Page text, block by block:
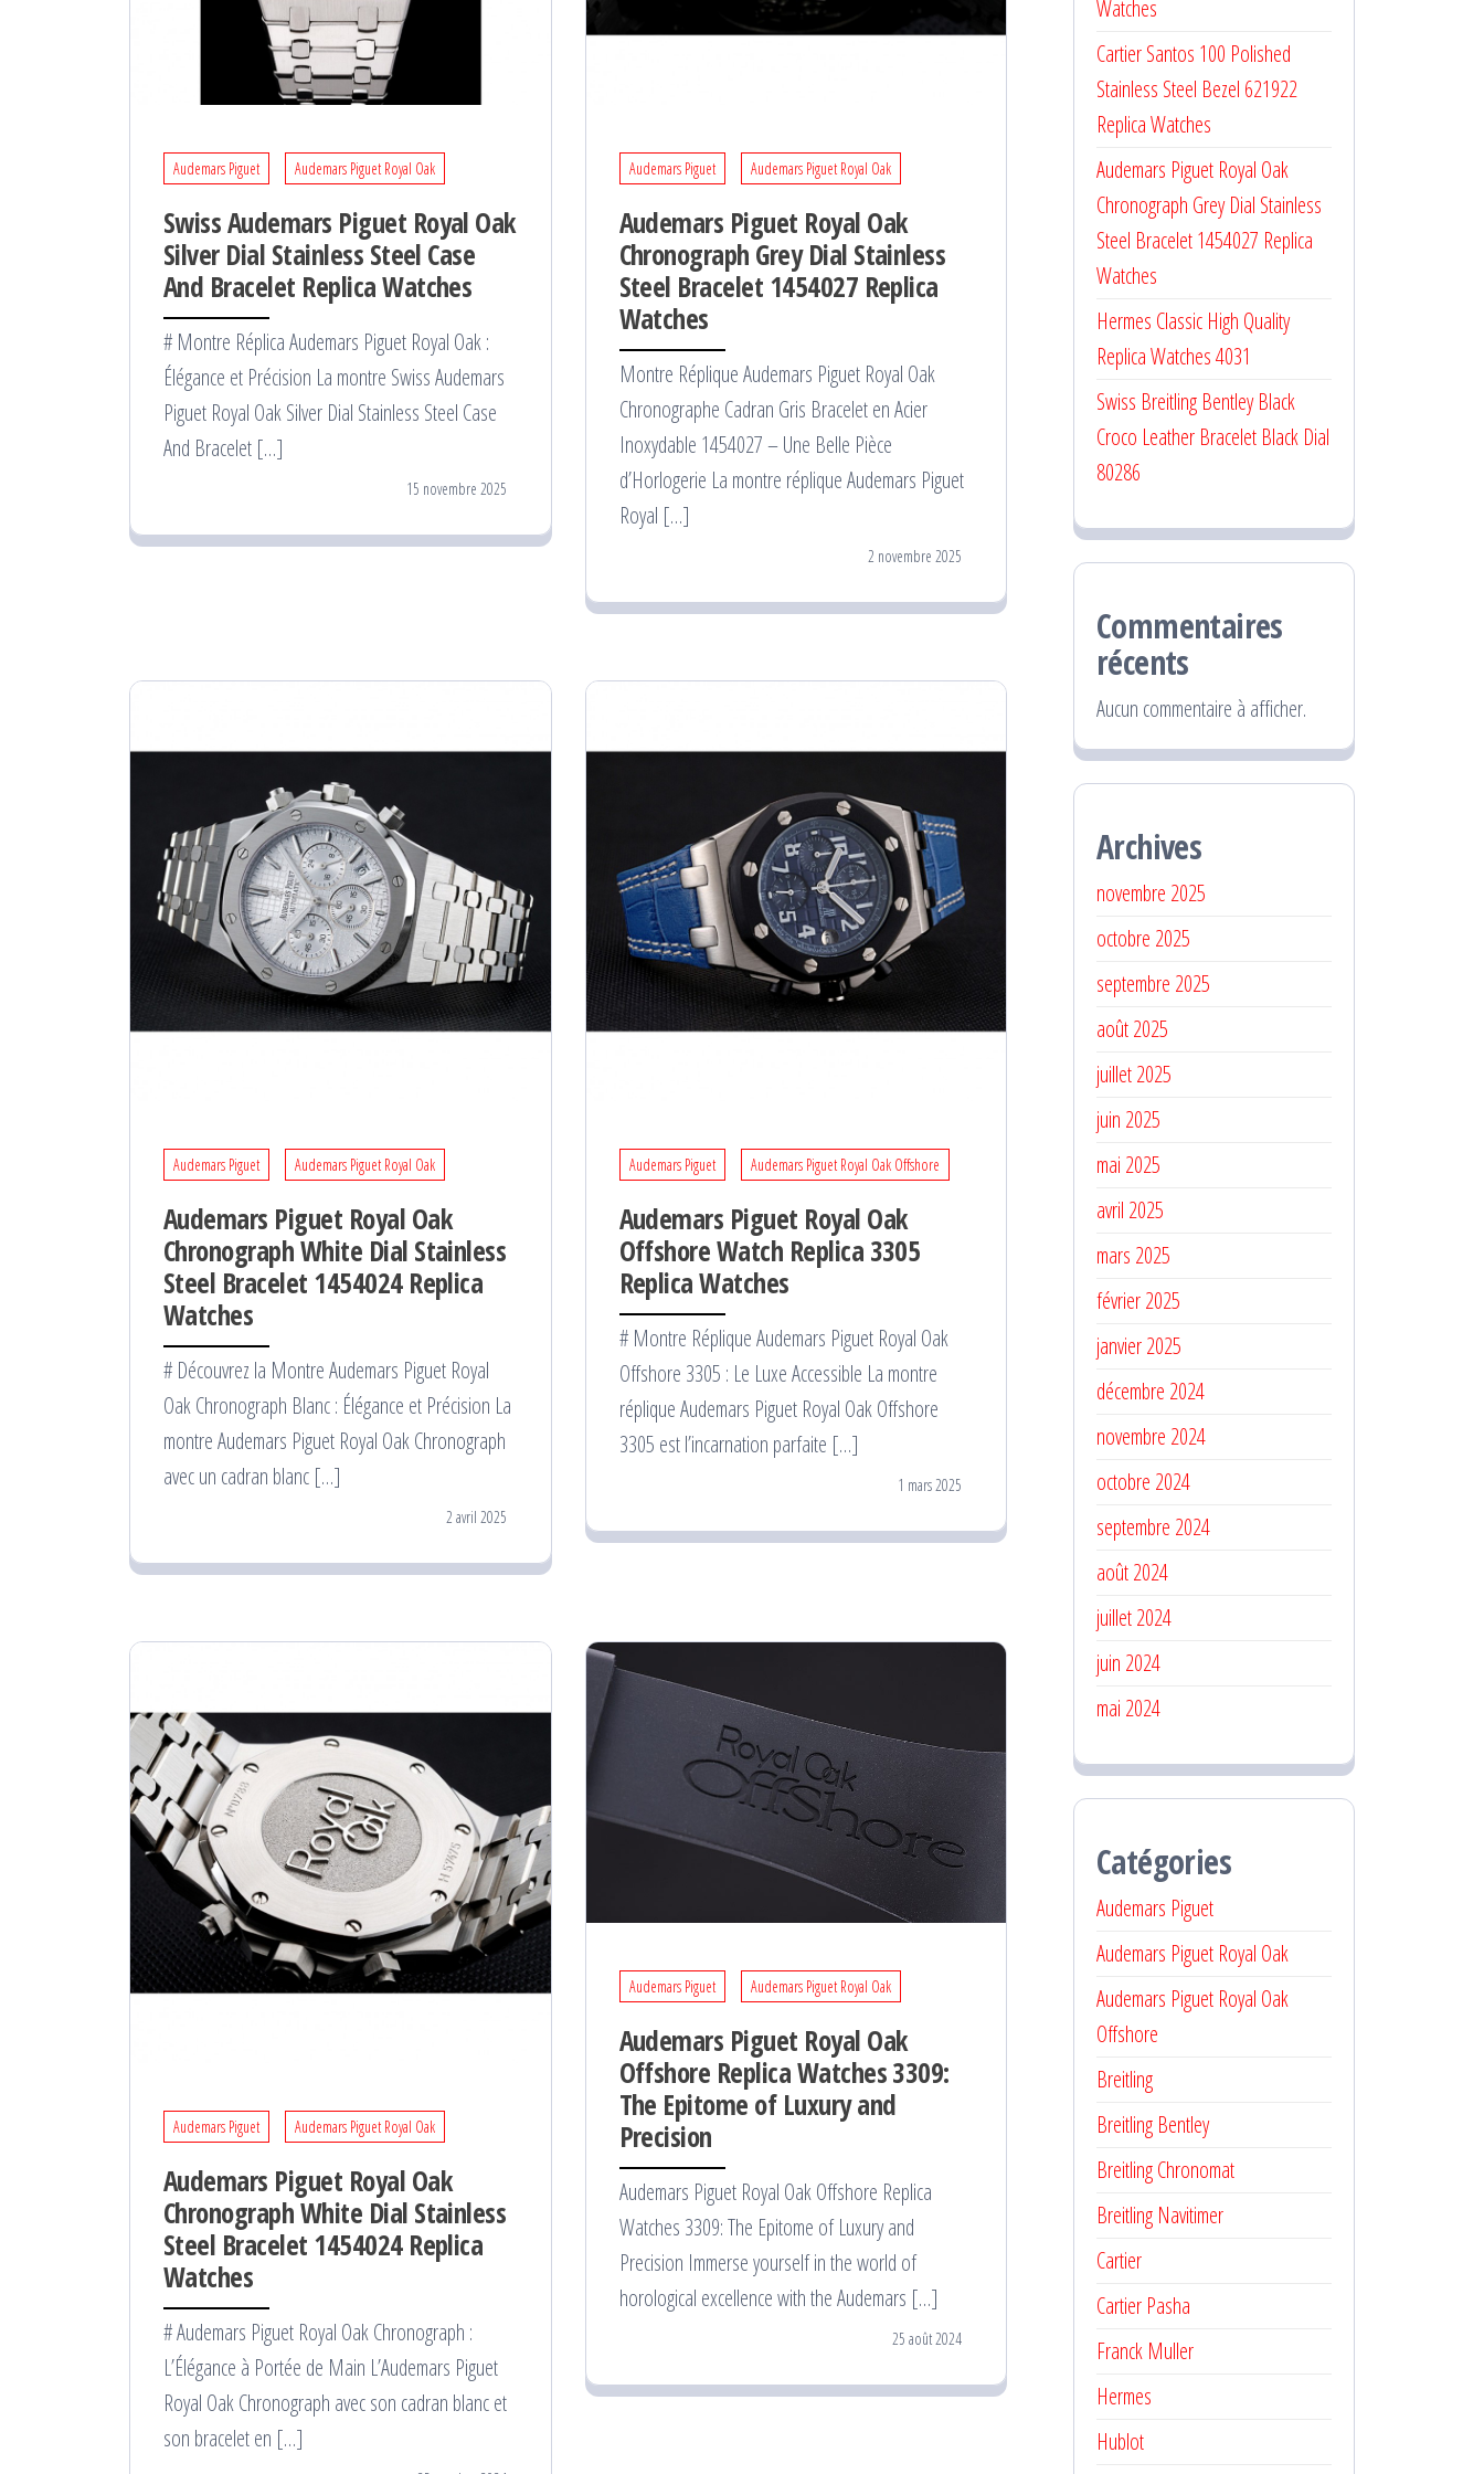
Audemars Piguet Audemars Piguet Royal Oak
Swiss Audemars Piguet Royal Oak
Silver Dial Stainless Steel Case
And Bracelet Replica Watches
# Montre Réplica Audemars Piguet Royal Oak :
Élégance et Précision La montre Swiss Audemars
Piguet Royal Oak Silver Dial Stainless Steel Case
And Bracelet […]
15 novembre 2025
Audemars Piguet Audemars Piguet Royal Oak
Audemars Piguet Royal Oak
Chronograph Grey Dial Stainless
Steel Bracelet 1454027 Replica
Watches
Montre Réplique Audemars Piguet Royal Oak
Chronographe Cadran Gris Bracelet en Acier
Inoxydable 1454027 – Une Belle Pièce
d’Horlogerie La montre réplique Audemars Piguet
Royal […]
2 novembre 2025
Audemars Piguet Audemars Piguet Royal Oak
Audemars Piguet Royal Oak
Chronograph White Dial Stainless
Steel Bracelet 1454024 Replica
Watches
# Découvrez la Montre Audemars Piguet Royal
Oak Chronograph Blanc : Élégance et Précision La
montre Audemars Piguet Royal Oak Chronograph
avec un cadran blanc […]
2 avril 2025
Audemars Piguet Audemars Piguet Royal Oak Offshore
Audemars Piguet Royal Oak
Offshore Watch Replica 3305
Replica Watches
# Montre Réplique Audemars Piguet Royal Oak
Offshore 3305 : Le Luxe Accessible La montre
réplique Audemars Piguet Royal Oak Offshore
3305 est l’incarnation parfaite […]
1 mars 2025
Audemars Piguet Audemars Piguet Royal Oak
Audemars Piguet Royal Oak
Chronograph White Dial Stainless
Steel Bracelet 1454024 Replica
Watches
# Audemars Piguet Royal Oak Chronograph :
L’Élégance à Portée de Main L’Audemars Piguet
Royal Oak Chronograph avec son cadran blanc et
son bracelet en […]
Audemars Piguet Audemars Piguet Royal Oak
Audemars Piguet Royal Oak
Offshore Replica Watches 3309:
The Epitome of Luxury and
Precision
Audemars Piguet Royal Oak Offshore Replica
Watches 3309: The Epitome of Luxury and
Precision Immerse yourself in the world of
horological excellence with the Audemars […]
25 août 2024
Watches
Cartier Santos 100 Polished
Stainless Steel Bezel 621922
Replica Watches
Audemars Piguet Royal Oak
Chronograph Grey Dial Stainless
Steel Bracelet 1454027 Replica
Watches
Hermes Classic High Quality
Replica Watches 4031
Swiss Breitling Bentley Black
Croco Leather Bracelet Black Dial
80286
Commentaires
récents
Aucun commentaire à afficher.
Archives
novembre 2025
octobre 2025
septembre 2025
août 2025
juillet 2025
juin 2025
mai 2025
avril 2025
mars 2025
février 2025
janvier 2025
décembre 2024
novembre 2024
octobre 2024
septembre 2024
août 2024
juillet 2024
juin 2024
mai 2024
Catégories
Audemars Piguet
Audemars Piguet Royal Oak
Audemars Piguet Royal Oak
Offshore
Breitling
Breitling Bentley
Breitling Chronomat
Breitling Navitimer
Cartier
Cartier Pasha
Franck Muller
Hermes
Hublot